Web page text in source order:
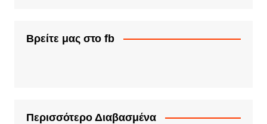
Βρείτε μας στο fb
Περισσότερο Διαβασμένα